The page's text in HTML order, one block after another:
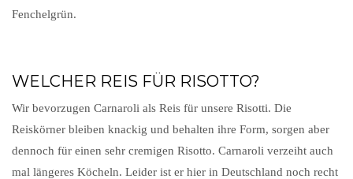
Fenchelgrün.
WELCHER REIS FÜR RISOTTO?
Wir bevorzugen Carnaroli als Reis für unsere Risotti. Die
Reiskörner bleiben knackig und behalten ihre Form, sorgen aber
dennoch für einen sehr cremigen Risotto. Carnaroli verzeiht auch
mal längeres Köcheln. Leider ist er hier in Deutschland noch recht